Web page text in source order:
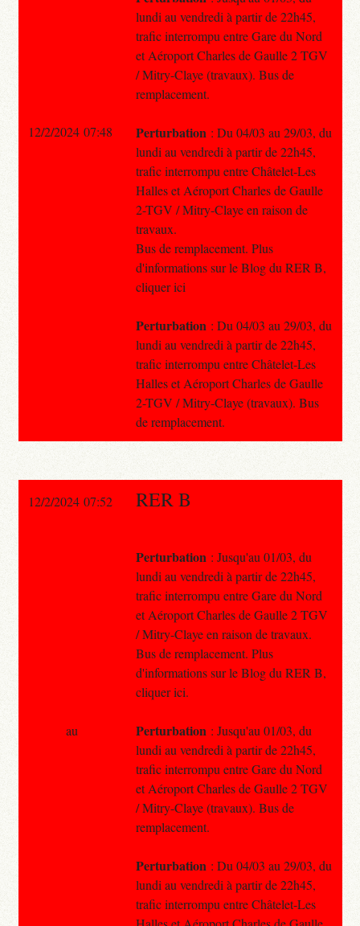
lundi au vendredi à partir de 22h45,
trafic interrompu entre Gare du Nord
et Aéroport Charles de Gaulle 2 TGV
/ Mitry-Claye (travaux). Bus de
remplacement.
Perturbation : Du 04/03 au 29/03, du
lundi au vendredi à partir de 22h45,
trafic interrompu entre Châtelet-Les
Halles et Aéroport Charles de Gaulle
2-TGV / Mitry-Claye en raison de
travaux.
Bus de remplacement. Plus
d'informations sur le Blog du RER B,
cliquer ici
Perturbation : Du 04/03 au 29/03, du
lundi au vendredi à partir de 22h45,
trafic interrompu entre Châtelet-Les
Halles et Aéroport Charles de Gaulle
2-TGV / Mitry-Claye (travaux). Bus
de remplacement.
12/2/2024 07:48
12/2/2024 07:52 RER B
Perturbation : Jusqu'au 01/03, du
lundi au vendredi à partir de 22h45,
trafic interrompu entre Gare du Nord
et Aéroport Charles de Gaulle 2 TGV
/ Mitry-Claye en raison de travaux.
Bus de remplacement. Plus
d'informations sur le Blog du RER B,
cliquer ici.
Perturbation : Jusqu'au 01/03, du
lundi au vendredi à partir de 22h45,
trafic interrompu entre Gare du Nord
et Aéroport Charles de Gaulle 2 TGV
/ Mitry-Claye (travaux). Bus de
remplacement.
Perturbation : Du 04/03 au 29/03, du
lundi au vendredi à partir de 22h45,
trafic interrompu entre Châtelet-Les
au